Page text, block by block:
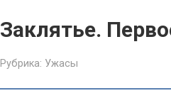
Заклятье.
Рубрика: Ужасы